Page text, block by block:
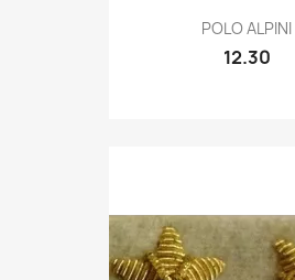
Quick view
POLO ALPINI
12.30